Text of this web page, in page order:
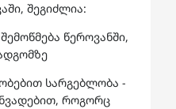
შეგიძლია:
წეროვანში,
სარგებლობა -
როგორც